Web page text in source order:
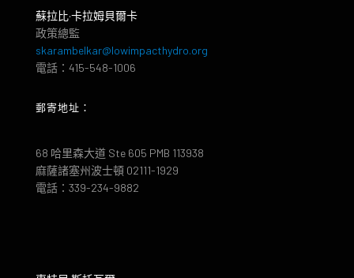
蘇拉比·卡拉姆貝爾卡
政策總監
skarambelkar@lowimpacthydro.org
電話：415-548-1006
郵寄地址：
68 哈里森大道 Ste 605 PMB 113938
麻薩諸塞州波士頓 02111-1929
電話：339-234-9882